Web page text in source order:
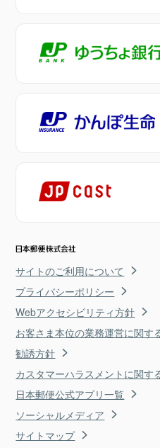
サイトのご利用について
プライバシーポリシー
Webアクセシビリティ方針
お客さま本位の業務運営に関す
勧誘方針
カスタマーハラスメントに関す
日本郵便公式アプリ一覧
ソーシャルメディア
サイトマップ